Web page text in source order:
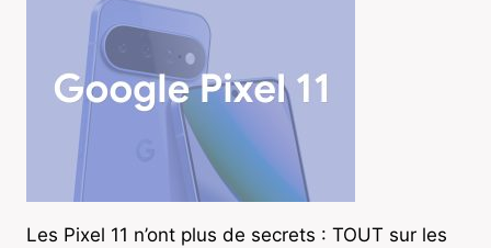
Les Pixel 11 n’ont plus de secrets : TOUT sur les